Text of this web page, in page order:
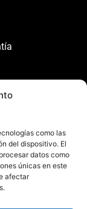
como las
del dispositivo. El
datos como
únicas en este
afectar